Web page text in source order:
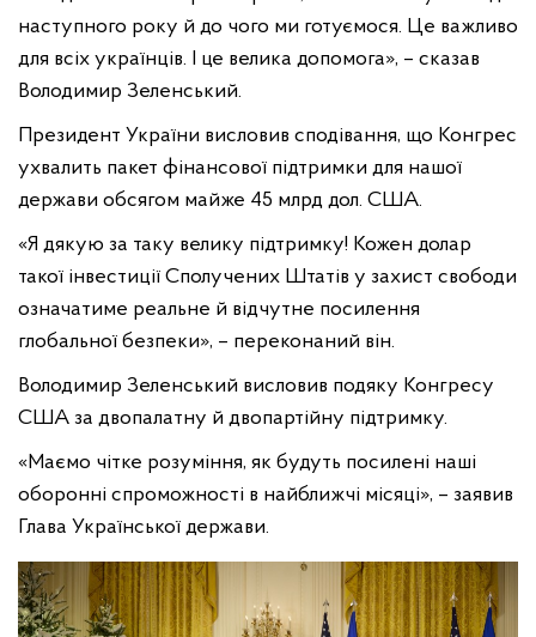
наступного року й до чого ми готуємося. Це важливо
для всіх українців. І це велика допомога», – сказав
Володимир Зеленський.
Президент України висловив сподівання, що Конгрес
ухвалить пакет фінансової підтримки для нашої
держави обсягом майже 45 млрд дол. США.
«Я дякую за таку велику підтримку! Кожен долар
такої інвестиції Сполучених Штатів у захист свободи
означатиме реальне й відчутне посилення
глобальної безпеки», – переконаний він.
Володимир Зеленський висловив подяку Конгресу
США за двопалатну й двопартійну підтримку.
«Маємо чітке розуміння, як будуть посилені наші
оборонні спроможності в найближчі місяці», – заявив
Глава Української держави.